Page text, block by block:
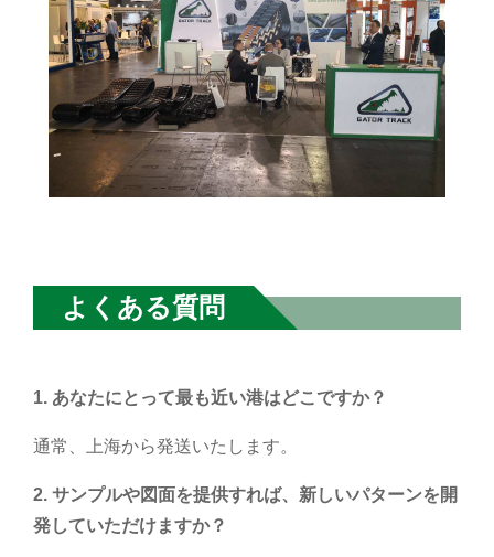
よくある質問
1. あなたにとって最も近い港はどこですか？
通常、上海から発送いたします。
2. サンプルや図面を提供すれば、新しいパターンを開
発していただけますか？